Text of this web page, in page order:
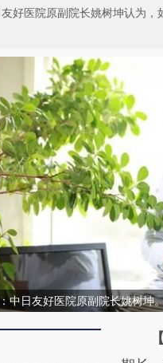
好医院原副院长姚树坤认为
中日友好医院原副院长姚树坤
请务